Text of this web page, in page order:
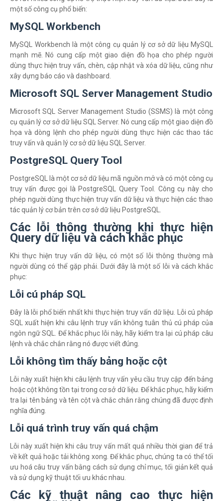
một số công cụ phổ biến:
MySQL Workbench
MySQL Workbench là một công cụ quản lý cơ sở dữ liệu MySQL
mạnh mẽ. Nó cung cấp một giao diện đồ họa cho phép người
dùng thực hiện truy vấn, chèn, cập nhật và xóa dữ liệu, cũng như
xây dựng báo cáo và dashboard.
Microsoft SQL Server Management Studio
Microsoft SQL Server Management Studio (SSMS) là một công
cụ quản lý cơ sở dữ liệu SQL Server. Nó cung cấp một giao diện đồ
họa và dòng lệnh cho phép người dùng thực hiện các thao tác
truy vấn và quản lý cơ sở dữ liệu SQL Server.
PostgreSQL Query Tool
PostgreSQL là một cơ sở dữ liệu mã nguồn mở và có một công cụ
truy vấn được gọi là PostgreSQL Query Tool. Công cụ này cho
phép người dùng thực hiện truy vấn dữ liệu và thực hiện các thao
tác quản lý cơ bản trên cơ sở dữ liệu PostgreSQL.
Các lỗi thông thường khi thực hiện
Query dữ liệu và cách khắc phục
Khi thực hiện truy vấn dữ liệu, có một số lỗi thông thường mà
người dùng có thể gặp phải. Dưới đây là một số lỗi và cách khắc
phục:
Lỗi cú pháp SQL
Đây là lỗi phổ biến nhất khi thực hiện truy vấn dữ liệu. Lỗi cú pháp
SQL xuất hiện khi câu lệnh truy vấn không tuân thủ cú pháp của
ngôn ngữ SQL. Để khắc phục lỗi này, hãy kiểm tra lại cú pháp câu
lệnh và chắc chắn rằng nó được viết đúng.
Lỗi không tìm thấy bảng hoặc cột
Lỗi này xuất hiện khi câu lệnh truy vấn yêu cầu truy cập đến bảng
hoặc cột không tồn tại trong cơ sở dữ liệu. Để khắc phục, hãy kiểm
tra lại tên bảng và tên cột và chắc chắn rằng chúng đã được định
nghĩa đúng.
Lỗi quá trình truy vấn quá chậm
Lỗi này xuất hiện khi câu truy vấn mất quá nhiều thời gian để trả
về kết quả hoặc tải không xong. Để khắc phục, chúng ta có thể tối
ưu hoá câu truy vấn bằng cách sử dụng chỉ mục, tối giản kết quả
và sử dụng kỹ thuật tối ưu khác nhau.
Các kỹ thuật nâng cao thực hiện